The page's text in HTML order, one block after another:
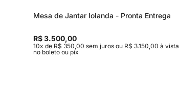
Mesa de Jantar Iolanda - Pronta Entrega
R$ 3.500,00
10x de R$ 350,00 sem juros ou R$ 3.150,00 à vista
no boleto ou pix